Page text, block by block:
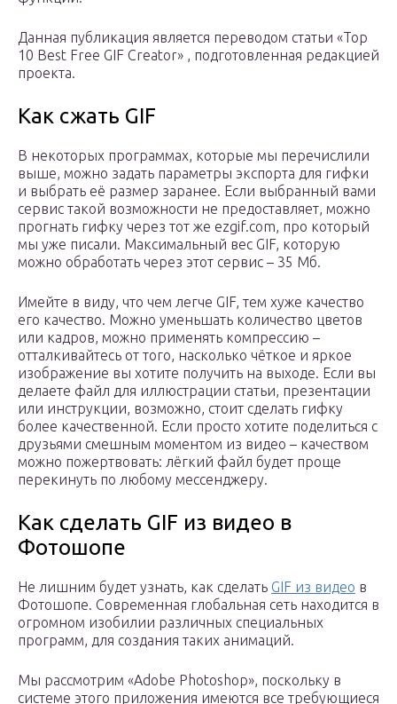
Данная публикация является переводом статьи «Top
10 Best Free GIF Creator» , подготовленная редакцией
проекта.
Как сжать GIF
В некоторых программах, которые мы перечислили
выше, можно задать параметры экспорта для гифки
и выбрать её размер заранее. Если выбранный вами
сервис такой возможности не предоставляет, можно
прогнать гифку через тот же ezgif.com, про который
мы уже писали. Максимальный вес GIF, которую
можно обработать через этот сервис – 35 Мб.
Имейте в виду, что чем легче GIF, тем хуже качество
его качество. Можно уменьшать количество цветов
или кадров, можно применять компрессию –
отталкивайтесь от того, насколько чёткое и яркое
изображение вы хотите получить на выходе. Если вы
делаете файл для иллюстрации статьи, презентации
или инструкции, возможно, стоит сделать гифку
более качественной. Если просто хотите поделиться с
друзьями смешным моментом из видео – качеством
можно пожертвовать: лёгкий файл будет проще
перекинуть по любому мессенджеру.
Как сделать GIF из видео в
Фотошопе
Не лишним будет узнать, как сделать GIF из видео в
Фотошопе. Современная глобальная сеть находится в
огромном изобилии различных специальных
программ, для создания таких анимаций.
Мы рассмотрим «Adobe Photoshop», поскольку в
системе этого приложения имеются все требующиеся